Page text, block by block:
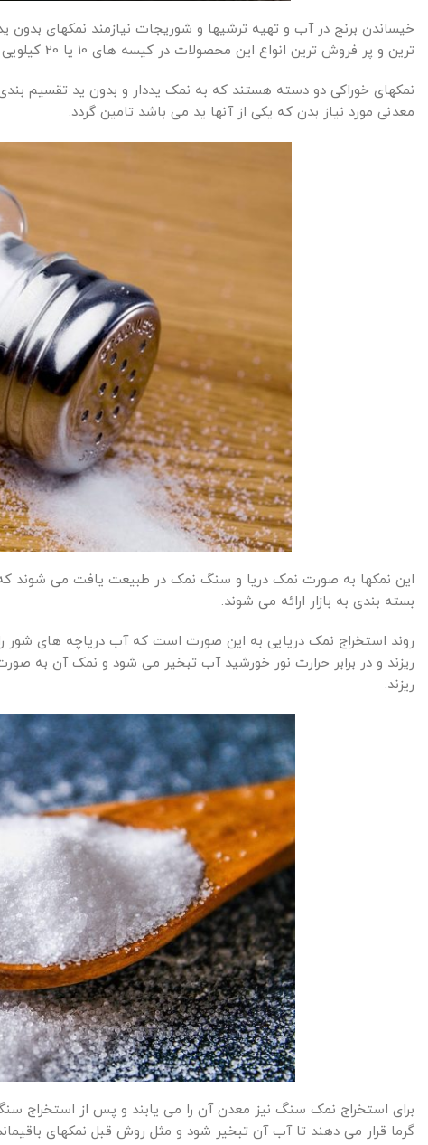
خیساندن برنج در آب و تهیه ترشیها و شوریجات نیازمند نمکهای
ترین و پر فروش ترین انواع این محصولات در کیسه های 10 یا 20 کیلویی بسته بندی می شوند و با این حجمها ارائه می شوند.
نمکهای خوراکی دو دسته هستند که به نمک یددار و بدون ید تقسیم
معدنی مورد نیاز بدن که یکی از آنها ید می باشد تامین گردد.
این نمکها به صورت نمک دریا و سنگ نمک در طبیعت یافت می شوند
بسته بندی به بازار ارائه می شوند.
روند استخراج نمک دریایی به این صورت است که آب دریاچه های شور
ریزند و در برابر حرارت نور خورشید آب تبخیر می شود و نمک آن به
ریزند.
برای استخراج نمک سنگ نیز معدن آن را می یابند و پس از استخراج
گرما قرار می دهند تا آب آن تبخیر شود و مثل روش قبل نمکهای